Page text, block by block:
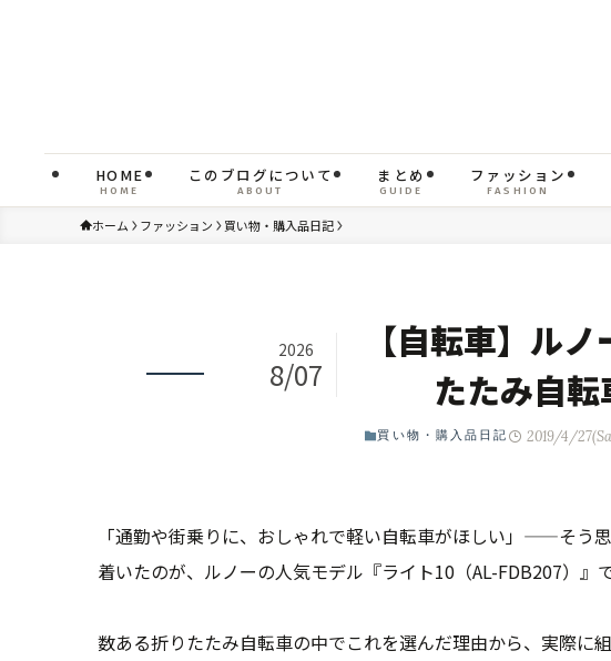
HOME
HOME
このブログについて
ABOUT
まとめ
GUIDE
ファッション
FASHION
ホーム ファッション 買い物・購入品日記
【自転車】ル
たたみ自転
2026
8/07
買い物・購入品日記 2019/4/
「通勤や街乗りに、おしゃれで軽い自転車がほしい」——そう
着いたのが、ルノーの人気モデル『ライト10（AL-FDB207）』
数ある折りたたみ自転車の中でこれを選んだ理由から、実際に